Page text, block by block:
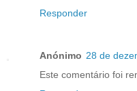
Responder
Anónimo 28 de
Este comentário foi